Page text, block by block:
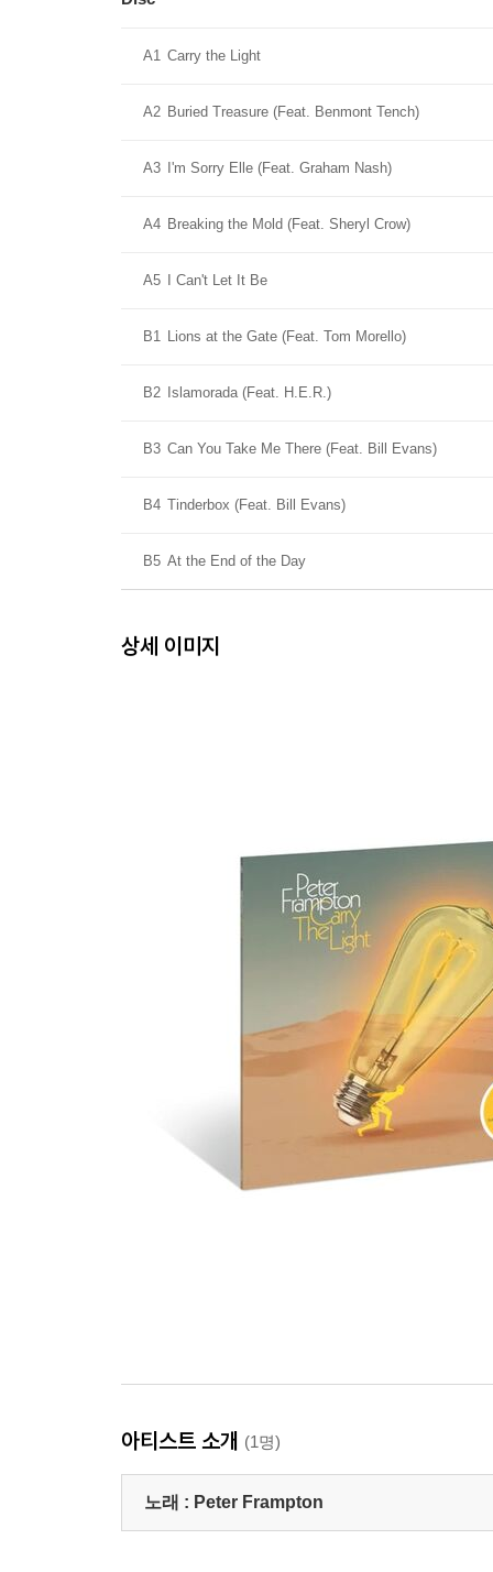
A1 Carry the Light
A2 Buried Treasure (Feat. Benmont Tench)
A3 I'm Sorry Elle (Feat. Graham Nash)
A4 Breaking the Mold (Feat. Sheryl Crow)
A5 I Can't Let It Be
B1 Lions at the Gate (Feat. Tom Morello)
B2 Islamorada (Feat. H.E.R.)
B3 Can You Take Me There (Feat. Bill Evans)
B4 Tinderbox (Feat. Bill Evans)
B5 At the End of the Day
상세 이미지
아티스트 소개 (1명)
노래 : Peter Frampton